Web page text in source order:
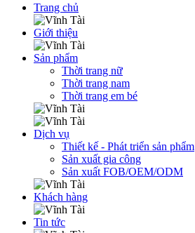
Trang chủ
Giới thiệu
Sản phẩm
Thời trang nữ
Thời trang nam
Thời trang em bé
Dịch vụ
Thiết kế - Phát triển sản phẩm
Sản xuất gia công
Sản xuất FOB/OEM/ODM
Khách hàng
Tin tức